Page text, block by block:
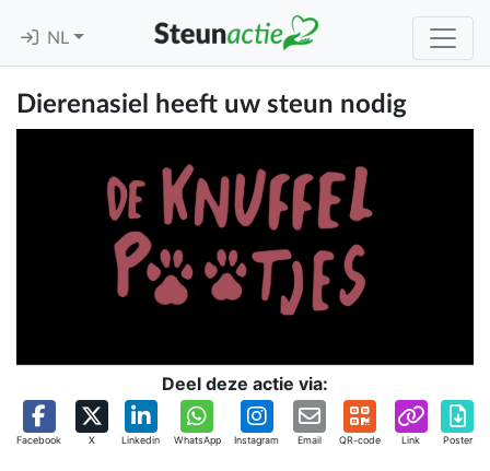
NL
Dierenasiel heeft uw steun nodig
Deel deze actie via:
Facebook X Linkedin WhatsApp Instagram Email QR-code Link Poster